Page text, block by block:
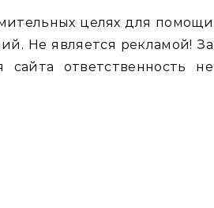
целях для помощи
Не является рекламой! За
ответственность не